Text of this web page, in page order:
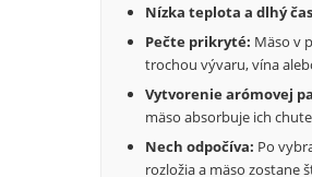
Nízka teplota a dlhý
Pečte prikryté: Mäso v
trochou vývaru, vína
Vytvorenie arómovej
mäso absorbuje ich
Nech odpočíva: Po
rozložia a mäso zostane